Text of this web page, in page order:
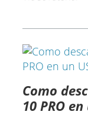
Como
10 PRO